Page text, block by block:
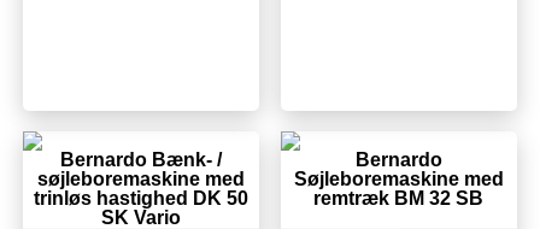
Bernardo Bænk- /
søjleboremaskine med
trinløs hastighed DK 50
SK Vario
Bernardo
Søjleboremaskine med
remtræk BM 32 SB